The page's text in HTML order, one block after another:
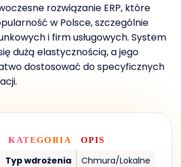
rozwiązanie ERP, które
w Polsce, szczególnie
i firm usługowych. System
dużą elastycznością, a jego
dostosować do specyficznych
KATEGORIA OPIS
Typ wdrożenia Chmura/Lokalne